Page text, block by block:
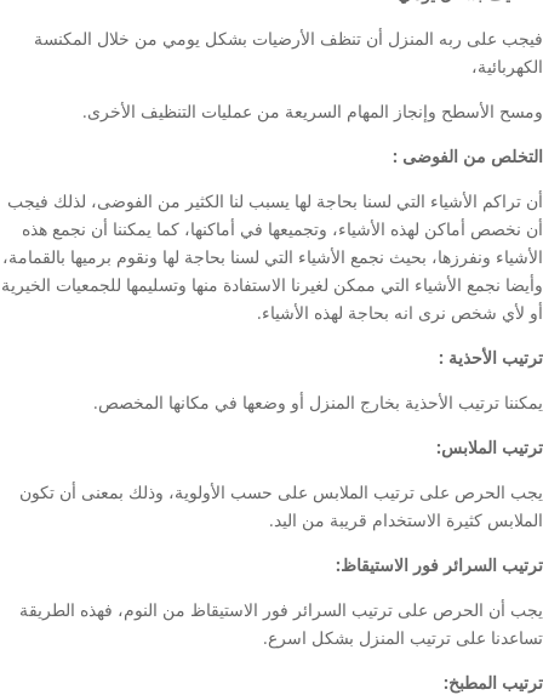
فيجب على ربه المنزل أن تنظف الأرضيات بشكل يومي من خلال المكنسة
الكهربائية،
ومسح الأسطح وإنجاز المهام السريعة من عمليات التنظيف الأخرى.
التخلص من الفوضى :
أن تراكم الأشياء التي لسنا بحاجة لها يسبب لنا الكثير من الفوضى، لذلك فيجب
أن نخصص أماكن لهذه الأشياء، وتجميعها في أماكنها، كما يمكننا أن نجمع هذه
الأشياء ونفرزها، بحيث نجمع الأشياء التي لسنا بحاجة لها ونقوم برميها بالقمامة،
وأيضا نجمع الأشياء التي ممكن لغيرنا الاستفادة منها وتسليمها للجمعيات الخيرية
أو لأي شخص نرى انه بحاجة لهذه الأشياء.
ترتيب الأحذية :
يمكننا ترتيب الأحذية بخارج المنزل أو وضعها في مكانها المخصص.
ترتيب الملابس:
يجب الحرص على ترتيب الملابس على حسب الأولوية، وذلك بمعنى أن تكون
الملابس كثيرة الاستخدام قريبة من اليد.
ترتيب السرائر فور الاستيقاظ:
يجب أن الحرص على ترتيب السرائر فور الاستيقاظ من النوم، فهذه الطريقة
تساعدنا على ترتيب المنزل بشكل اسرع.
ترتيب المطبخ: